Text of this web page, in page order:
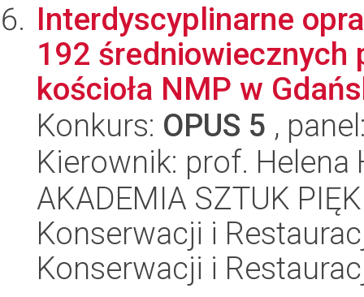
Interdyscyplinarne
192 średniowiecznych
kościoła NMP w
Konkurs: OPUS 5 ,
Kierownik: prof. Helena
AKADEMIA SZTUK
Konserwacji i
Konserwacji i